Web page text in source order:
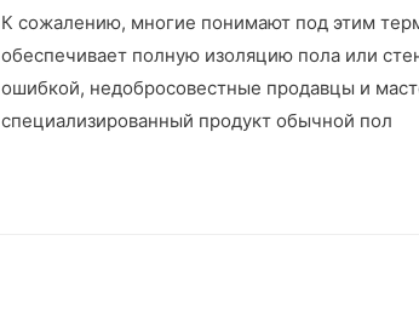
К сожалению, многие понимают под этим
обеспечивает полную изоляцию пола или
ошибкой, недобросовестные продавцы и
специализированный продукт обычной пол